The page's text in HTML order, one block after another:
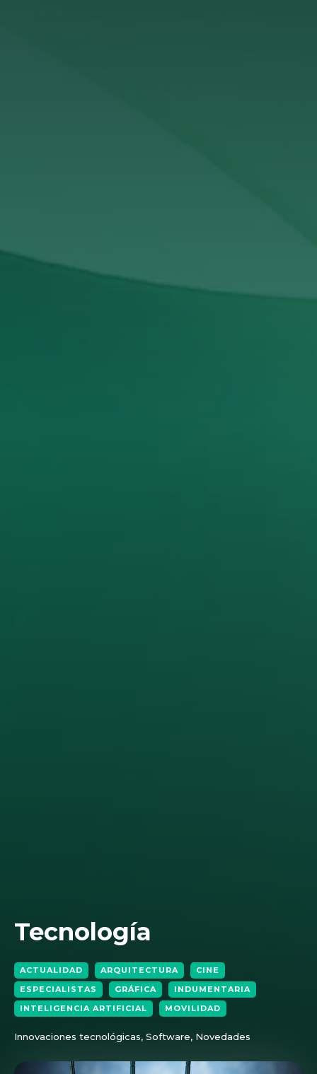
Tecnología
ACTUALIDAD ARQUITECTURA
CINE
ESPECIALISTAS
GRÁFICA
INDUMENTARIA
INTELIGENCIA ARTIFICIAL
MOVILIDAD
Innovaciones tecnológicas, Software, Novedades